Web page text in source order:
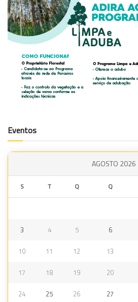
Eventos
AGOSTO 2026
S T Q Q
3 4 5 6
10 11 12 13
17 18 19 20
24 25 26 27